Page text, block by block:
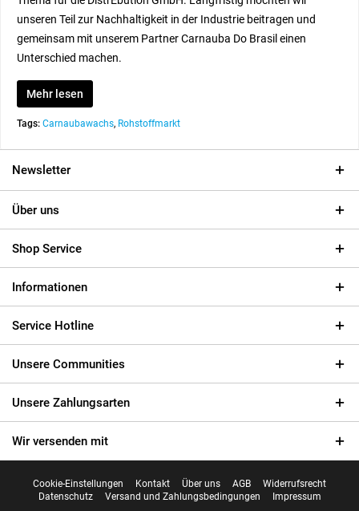
unseren Teil zur Nachhaltigkeit in der Industrie beitragen und
gemeinsam mit unserem Partner Carnauba Do Brasil einen
Unterschied machen.
Mehr lesen
Tags: Carnaubawachs, Rohstoffmarkt
Newsletter
Über uns
Shop Service
Informationen
Service Hotline
Unsere Communities
Unsere Zahlungsarten
Wir versenden mit
Cookie-Einstellungen Kontakt Über uns AGB
Widerrufsrecht
Datenschutz
Versand und Zahlungsbedingungen Impressum